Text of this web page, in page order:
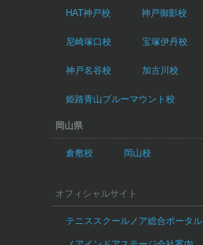
HAT神戸校 神戸御影校
尼崎塚口校 宝塚伊丹校
神戸名谷校 加古川校
姫路青山ブルーマウント校
岡山県
倉敷校 岡山校
オフィシャルサイト
テニススクールノア総合ポータル